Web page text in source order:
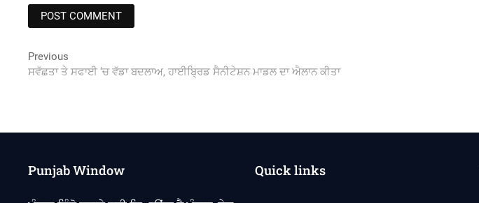
Post
navigation
Previous
post:
ਸਵੱਛਤਾ ਤੇ ਸਫਾਈ ‘ਚ ਵੱਡਾ ਬਦਲਾਅ, ਹਾਈਬ੍ਰਿਡ ਸੈਨੀਟੇਸ਼ਨ ਮਾਡਲ ਦਾ ਐਲਾਨ ਕੀਤਾ
Punjab Window Quick links